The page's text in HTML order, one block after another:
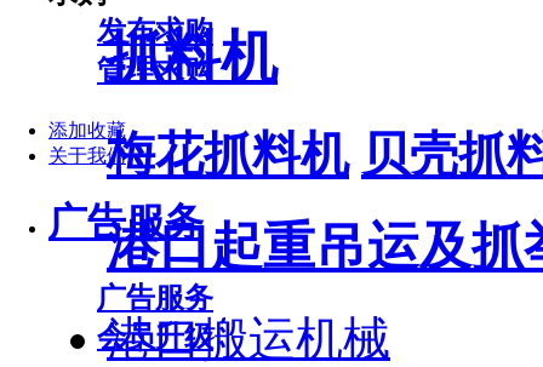
发布求购
管理求购
添加收藏
关于我们
广告服务
广告服务
会员升级
抓料机
梅花抓料机 贝壳抓
港口起重吊运及抓
港口搬运机械